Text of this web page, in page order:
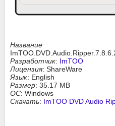
Разработчик: ImTOO
Лицензия: ShareWare
Язык: English
Размер: 35.17 MB
ОС: Windows
Скачать: ImTOO DVD Audio